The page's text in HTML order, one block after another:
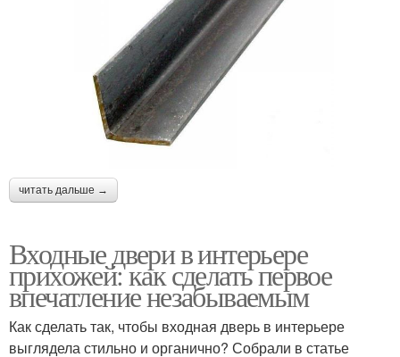
читать дальше →
Входные двери в интерьере
прихожей: как сделать первое
впечатление незабываемым
Как сделать так, чтобы входная дверь в интерьере
выглядела стильно и органично? Собрали в статье